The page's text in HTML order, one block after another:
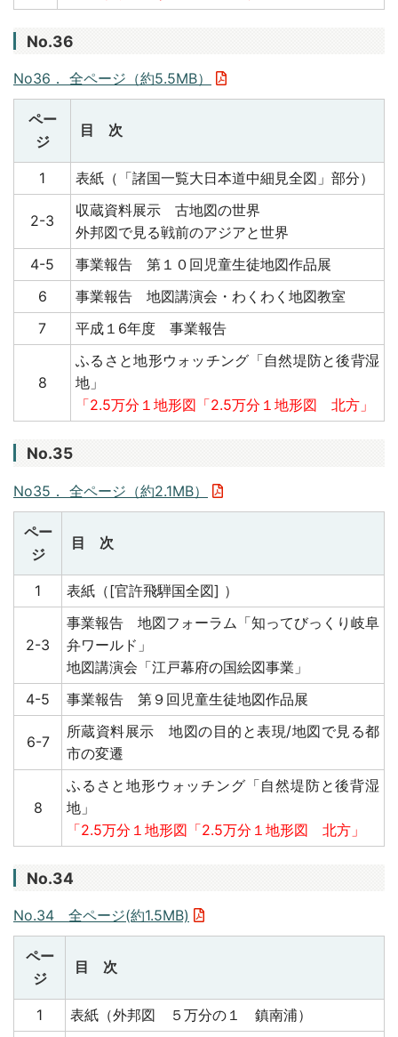
No.36
No36． 全ページ（約5.5MB）
ペー
ジ
目 次
1 表紙（「諸国一覧大日本道中細見全図」部分）
2-3
収蔵資料展示 古地図の世界
外邦図で見る戦前のアジアと世界
4-5
事業報告 第１０回児童生徒地図作品展
6
事業報告 地図講演会・わくわく地図教室
7
平成１6年度 事業報告
8
ふるさと地形ウォッチング「自然堤防と後背湿
地」
「2.5万分１地形図「2.5万分１地形図 北方」
No.35
No35． 全ページ（約2.1MB）
ペー
ジ
目 次
1 表紙（[官許飛騨国全図] ）
2-3
事業報告 地図フォーラム「知ってびっくり岐阜
弁ワールド」
地図講演会「江戸幕府の国絵図事業」
4-5
事業報告 第９回児童生徒地図作品展
6-7
所蔵資料展示 地図の目的と表現/地図で見る都
市の変遷
8
ふるさと地形ウォッチング「自然堤防と後背湿
地」
「2.5万分１地形図「2.5万分１地形図 北方」
No.34
No.34 全ページ(約1.5MB)
ペー
ジ
目 次
1 表紙（外邦図 ５万分の１ 鎮南浦）